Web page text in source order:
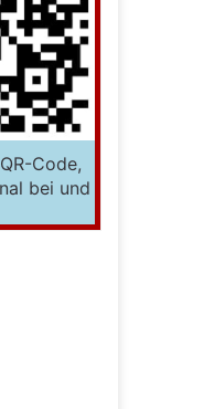
Code,
bei und